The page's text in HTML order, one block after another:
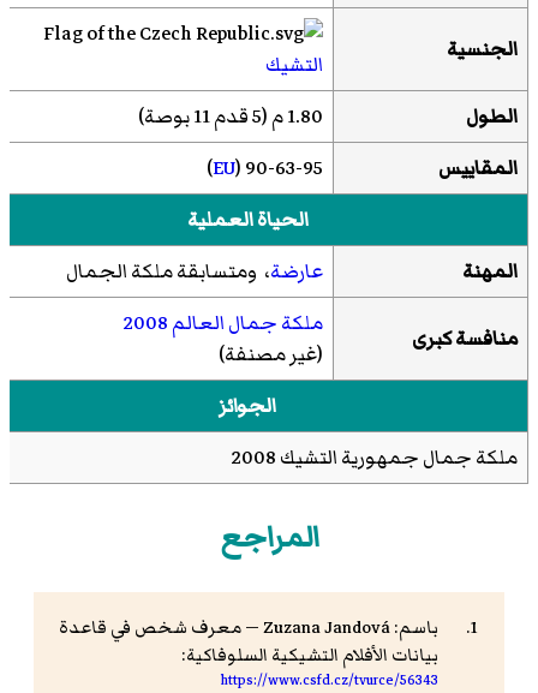
الجنسية
التشيك
الطول
1.80 م (5 قدم 11 بوصة)
المقاييس
90-63-95 (
EU
)
الحياة العملية
المهنة
عارضة، ومتسابقة ملكة الجمال
منافسة كبرى
ملكة جمال العالم 2008
(غير مصنفة)
الجوائز
ملكة جمال جمهورية التشيك 2008
المراجع
باسم: Zuzana Jandová — معرف شخص في قاعدة
بيانات الأفلام التشيكية السلوفاكية:
https://www.csfd.cz/tvurce/56343